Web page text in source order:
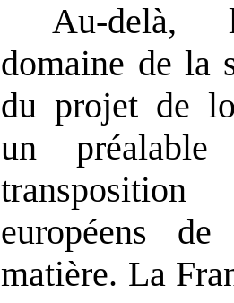
Au-delà,
domaine de la
du projet de
un
européens
matière. La